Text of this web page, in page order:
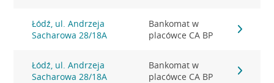
Łódź, ul. Andrzeja
Sacharowa 28/18A
Bankomat w
placówce CA BP
Łódź, ul. Andrzeja
Sacharowa 28/18A
Bankomat w
placówce CA BP